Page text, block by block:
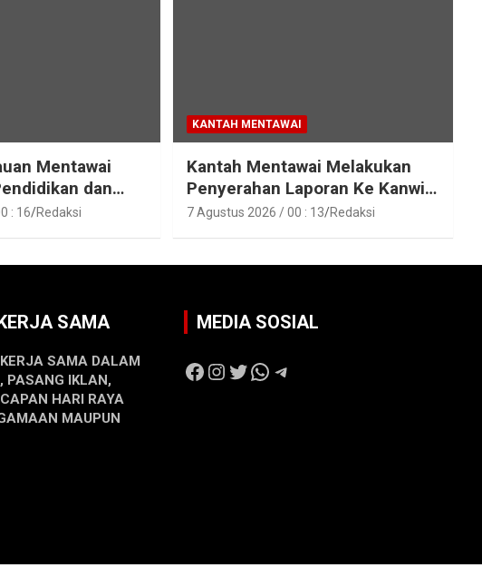
Mentawai
dan
Paskibraka
: 16 Redaksi
KANTAH MENTAWAI
Kantah Mentawai Melakukan
Penyerahan Laporan Ke Kanwil
Kemen ATR/BPN RI Sumbar
7 Agustus 2026 / 00 : 13 Redaksi
SAMA
SAMA DALAM
PASANG IKLAN,
HARI RAYA
MAUPUN
MEDIA SOSIAL
Facebook
Instagram
Twitter
WhatsApp
Telegram